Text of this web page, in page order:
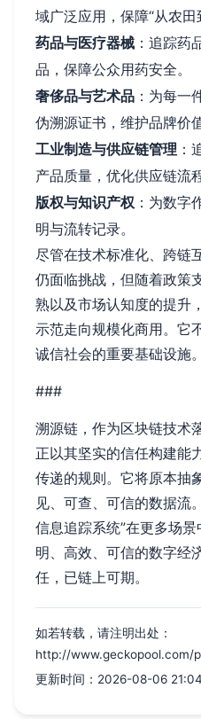
域广泛应用，保障“从农田
药品与医疗器械 ：追踪药
品，保障公众用药安全。
奢侈品与艺术品 ：为每一
伪溯源证书，维护品牌价
工业制造与供应链管理 ：
产品质量，优化供应链流程
版权与知识产权 ：为数字
明与流转记录。
尽管在技术标准化、跨链
仍面临挑战，但随着政策
熟以及市场认知度的提升
示范走向规模化商用。它
诚信社会的重要基础设施。
###
溯源链，作为区块链技术
正以其坚实的信任构建能
传递的规则。它将原本抽
见、可查、可信的数据流
信息追踪系统”在更多场
明、高效、可信的数字经
任，已链上可期。
如若转载，请注明出处：
http://www.geckopool.com/
更新时间：2026-08-06